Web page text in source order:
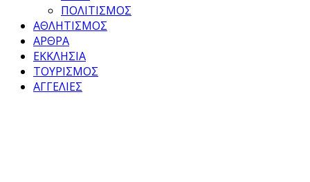
ΠΟΛΙΤΙΣΜΟΣ
ΑΘΛΗΤΙΣΜΟΣ
ΑΡΘΡΑ
ΕΚΚΛΗΣΙΑ
ΤΟΥΡΙΣΜΟΣ
ΑΓΓΕΛΙΕΣ